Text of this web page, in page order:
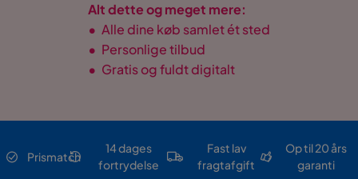
Alt dette og meget mere:
• Alle dine køb samlet ét sted
• Personlige tilbud
• Gratis og fuldt digitalt
Prismatch
14 dages
fortrydelse
Fast lav
fragtafgift
Op til 20 års
garanti